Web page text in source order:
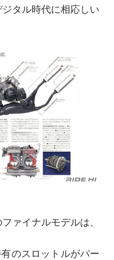
タル時代に相応しい
ァイナルモデルは、
のスロットルがパー